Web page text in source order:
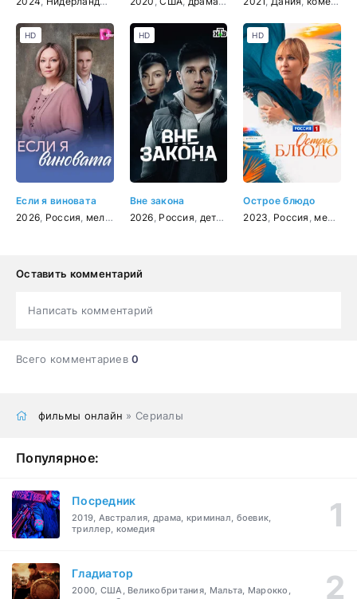
Если я виновата
2026 Россия мелодрама
HD
Вне закона
2026 Россия детектив ,боевик,криминал
HD
Острое блюдо
2023 Россия мелодрама
HD
Оставить комментарий
Написать комментарий
Всего комментариев0
фильмы онлайн » Сериалы
Популярное:
Посредник
2019, Австралия, драма, криминал, боевик,
триллер, комедия
Гладиатор
2000, США, Великобритания, Мальта, Марокко,